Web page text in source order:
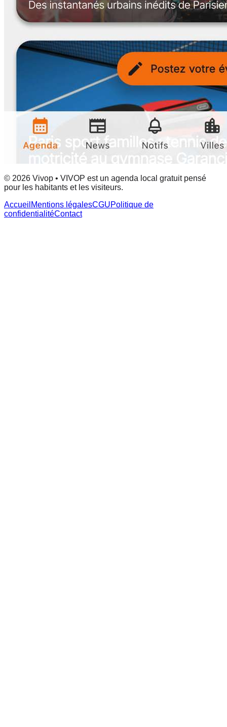
© 2026 Vivop • VIVOP est un agenda local gratuit pensé
pour les habitants et les visiteurs.
Accueil Mentions légalesCGUPolitique de
confidentialitéContact